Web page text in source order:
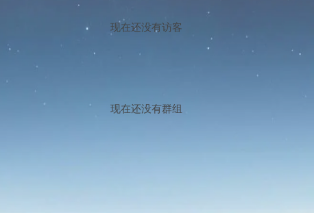
现在还没有访客
现在还没有群组